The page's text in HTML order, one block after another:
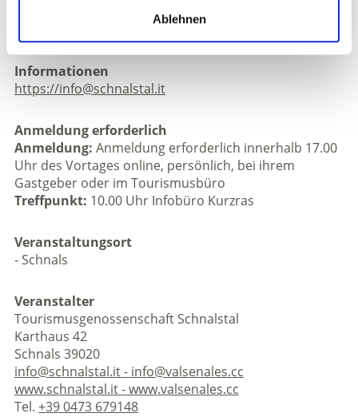
Ablehnen
Gehzeiten: 3 – 4 Stunden, 140 hm im Aufstieg und 460
hm im Abstieg, etwa 8 km, max 15 Teilnehmer.
Informationen
https://info@schnalstal.it
Anmeldung erforderlich
Anmeldung: Anmeldung erforderlich innerhalb 17.00
Uhr des Vortages online, persönlich, bei ihrem
Gastgeber oder im Tourismusbüro
Treffpunkt: 10.00 Uhr Infobüro Kurzras
Veranstaltungsort
- Schnals
Veranstalter
Tourismusgenossenschaft Schnalstal
Karthaus 42
Schnals 39020
info@schnalstal.it - info@valsenales.cc
www.schnalstal.it - www.valsenales.cc
Tel. +39 0473 679148